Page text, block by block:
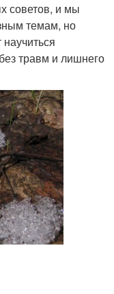
советов, и мы
темам, но
травм и лишнего